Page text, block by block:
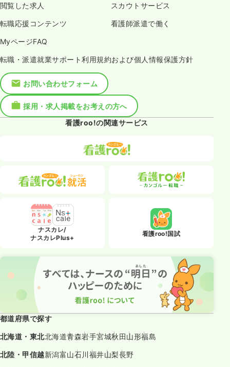
閲覧した求人 スカウトサービス
転職応援コンテンツ 看護師派遣で働く
MyページFAQ
転職・派遣就業サポート利用規約および個人情報保護方針
お問い合わせフォーム
採用・求人掲載をお考えの方へ
看護roo!の関連サービス
ナスカレ/
ナスカレPlus+
看護roo!国試
都道府県で探す
北海道・東北北海道青森岩手宮城秋田山形福島
北陸・甲信越新潟富山石川福井山梨長野